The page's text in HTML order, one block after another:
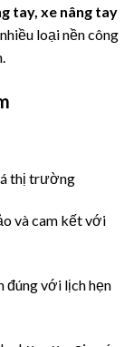
tay, xe nâng tay
loại nền công
thị trường
và cam kết với
đúng với lịch hẹn